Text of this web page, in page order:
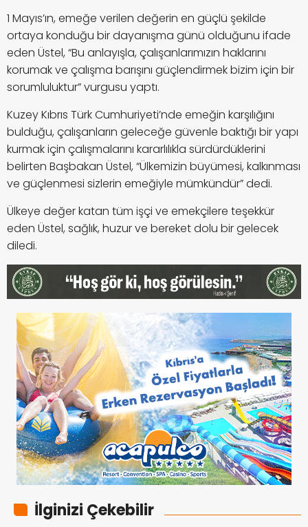
1 Mayıs’ın, emeğe verilen değerin en güçlü şekilde
ortaya konduğu bir dayanışma günü olduğunu ifade
eden Üstel, “Bu anlayışla, çalışanlarımızın haklarını
korumak ve çalışma barışını güçlendirmek bizim için bir
sorumluluktur” vurgusu yaptı.
Kuzey Kıbrıs Türk Cumhuriyeti’nde emeğin karşılığını
bulduğu, çalışanların geleceğe güvenle baktığı bir yapı
kurmak için çalışmalarını kararlılıkla sürdürdüklerini
belirten Başbakan Üstel, “Ülkemizin büyümesi, kalkınması
ve güçlenmesi sizlerin emeğiyle mümkündür” dedi.
Ülkeye değer katan tüm işçi ve emekçilere teşekkür
eden Üstel, sağlık, huzur ve bereket dolu bir gelecek
diledi.
İlginizi Çekebilir